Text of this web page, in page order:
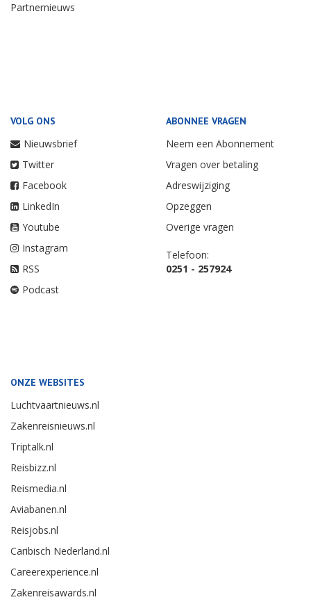
Partnernieuws
VOLG ONS
Nieuwsbrief
Twitter
Facebook
LinkedIn
Youtube
Instagram
RSS
Podcast
ABONNEE VRAGEN
Neem een Abonnement
Vragen over betaling
Adreswijziging
Opzeggen
Overige vragen
Telefoon:
0251 - 257924
ONZE WEBSITES
Luchtvaartnieuws.nl
Zakenreisnieuws.nl
Triptalk.nl
Reisbizz.nl
Reismedia.nl
Aviabanen.nl
Reisjobs.nl
Caribisch Nederland.nl
Careerexperience.nl
Zakenreisawards.nl